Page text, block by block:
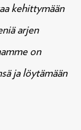
kehittymään
arjen
on
ja löytämään